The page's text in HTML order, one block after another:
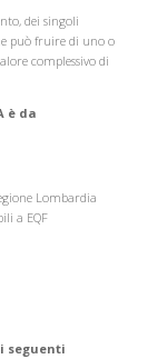
dei singoli
può fruire di uno o
complessivo di
è da
Lombardia
a EQF
seguenti